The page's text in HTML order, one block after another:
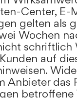
Center, E-
gelten als
Wochen
schriftlich
auf
Anbieter das
betroffene